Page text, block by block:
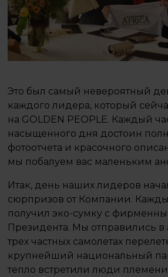
Это был самый невероятный
каждого лидера, который
на GOLDEN PEOPLE. Каждый
насыщенного дня достоин
фотоотчета и красочного
мы побалуем вас маленьким
Итак, день наших лидеров
сюрпризов от Компании.
получил эко-сумку с
Президента. Мы отправились в
трех частных самолетах
крупнейший национальный
тепло встретили люди